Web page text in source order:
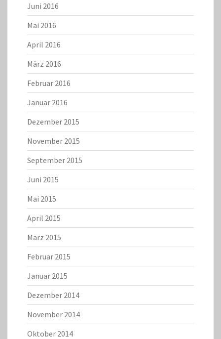
Juni 2016
Mai 2016
April 2016
März 2016
Februar 2016
Januar 2016
Dezember 2015
November 2015
September 2015
Juni 2015
Mai 2015
April 2015
März 2015
Februar 2015
Januar 2015
Dezember 2014
November 2014
Oktober 2014